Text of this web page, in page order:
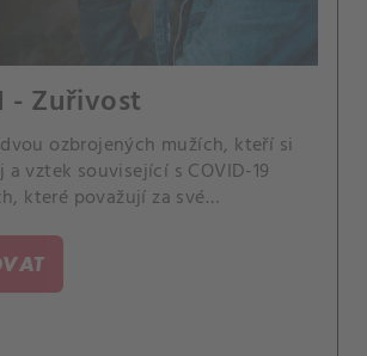
- Zuřivost
ozbrojených mužích, kteří si
a vztek související s COVID-19
které považují za své